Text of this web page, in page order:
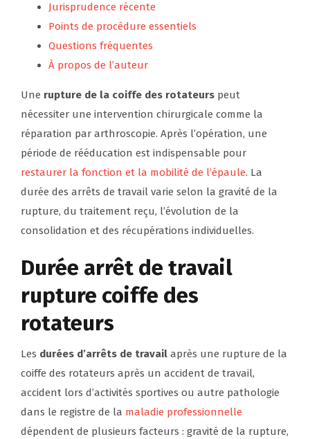
Jurisprudence récente
Points de procédure essentiels
Questions fréquentes
À propos de l’auteur
Une rupture de la coiffe des rotateurs peut
nécessiter une intervention chirurgicale comme la
réparation par arthroscopie. Après l’opération, une
période de rééducation est indispensable pour
restaurer la fonction et la mobilité de l’épaule. La
durée des arrêts de travail varie selon la gravité de la
rupture, du traitement reçu, l’évolution de la
consolidation et des récupérations individuelles.
Durée arrêt de travail
rupture coiffe des
rotateurs
Les durées d’arrêts de travail après une rupture de la
coiffe des rotateurs après un accident de travail,
accident lors d’activités sportives ou autre pathologie
dans le registre de la maladie professionnelle
dépendent de plusieurs facteurs : gravité de la rupture,